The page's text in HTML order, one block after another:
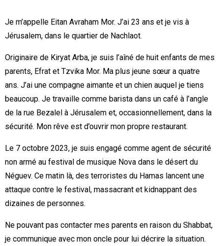
Je m’appelle Eitan Avraham Mor. J’ai 23 ans et je vis à
Jérusalem, dans le quartier de Nachlaot.
Originaire de Kiryat Arba, je suis l’aîné de huit enfants de mes
parents, Efrat et Tzvika Mor. Ma plus jeune sœur a quatre
ans. J’ai une compagne aimante et un chien auquel je tiens
beaucoup. Je travaille comme barista dans un café à l’angle
de la rue Bezalel à Jérusalem et, occasionnellement, dans la
sécurité. Mon rêve est d’ouvrir mon propre restaurant.
Le 7 octobre 2023, je suis engagé comme agent de sécurité
non armé au festival de musique Nova dans le désert du
Néguev. Ce matin là, des terroristes du Hamas lancent une
attaque contre le festival, massacrant et kidnappant des
dizaines de personnes.
Ne pouvant pas contacter mes parents en raison du Shabbat,
je communique avec mon oncle pour lui décrire la situation.